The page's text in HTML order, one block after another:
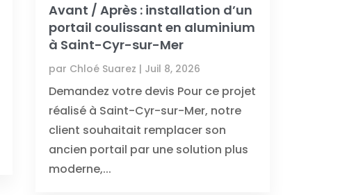
Avant / Après : installation d’un
portail coulissant en aluminium
à Saint-Cyr-sur-Mer
par Chloé Suarez | Juil 8, 2026
Demandez votre devis Pour ce projet
réalisé à Saint-Cyr-sur-Mer, notre
client souhaitait remplacer son
ancien portail par une solution plus
moderne,...